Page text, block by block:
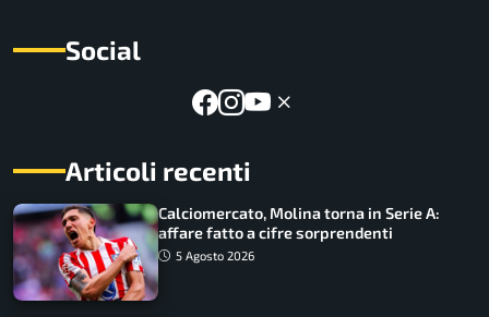
Social
Articoli recenti
Calciomercato, Molina torna in Serie A:
affare fatto a cifre sorprendenti
5 Agosto 2026